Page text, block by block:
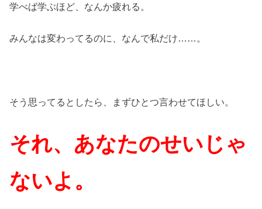
学べば学ぶほど、なんか疲れる。
みんなは変わってるのに、なんで私だけ……。
そう思ってるとしたら、まずひとつ言わせてほしい。
それ、あなたのせいじゃ
ないよ。